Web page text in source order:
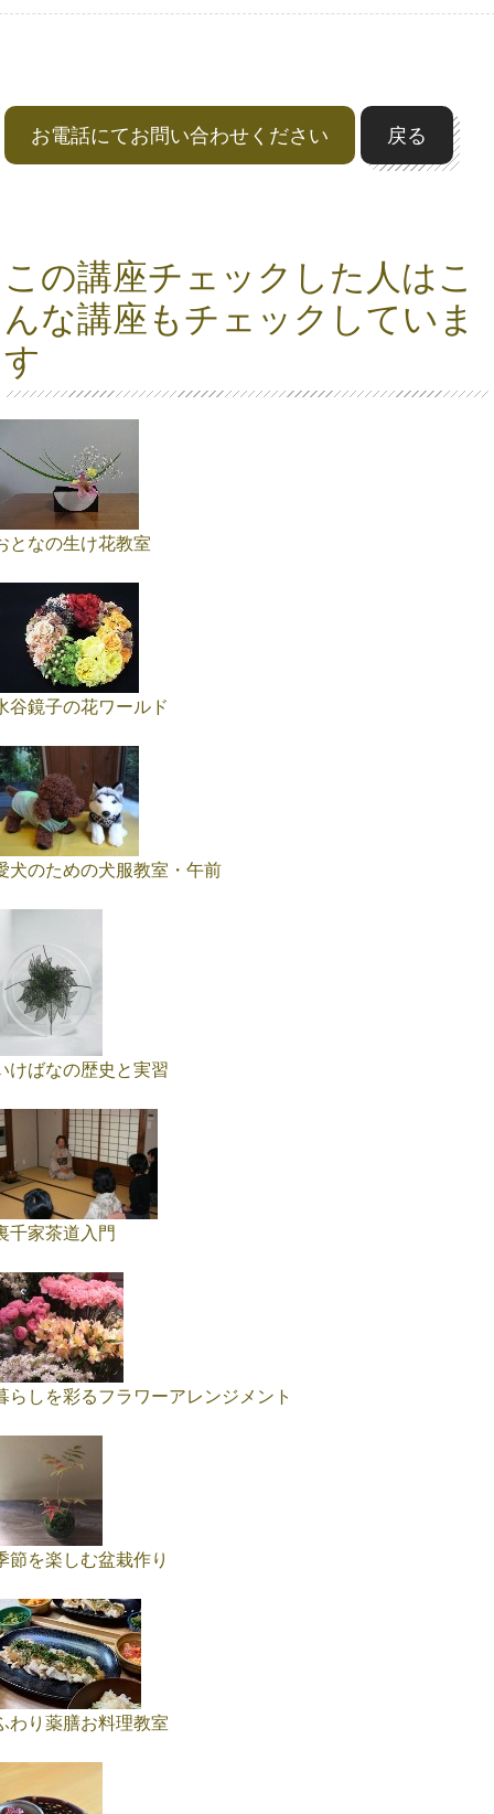
お電話にてお問い合わせください 戻る
この講座チェックした人はこ
んな講座もチェックしていま
す
となの生け花教室
谷鏡子の花ワールド
犬のための犬服教室・午前
けばなの歴史と実習
千家茶道入門
らしを彩るフラワーアレンジメント
節を楽しむ盆栽作り
わり薬膳お料理教室